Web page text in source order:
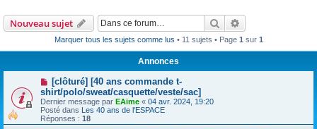
Nouveau sujet Rechercher
Marquer tous les sujets comme lus • 11 sujets • Page 1 sur 1
Annonces
[clôturé] [40 ans commande t-
shirt/polo/sweat/casquette/veste/sac]
Dernier message par EAime « 04 avr. 2024, 19:20
Posté dans Les 40 ans de l'ESPACE
Réponses : 18